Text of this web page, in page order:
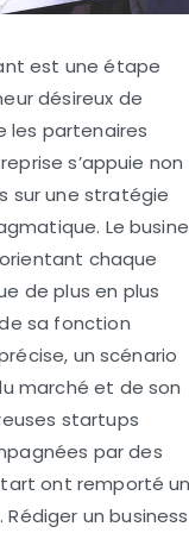
est une étape
désireux de
les partenaires
s’appuie non
sur une stratégie
Le
chaque
de plus en plus
sa fonction
un scénario
marché et de son
startups
par des
ont remporté
un business